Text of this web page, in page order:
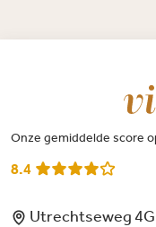
Onze gemiddelde score
8.4
Utrechtseweg